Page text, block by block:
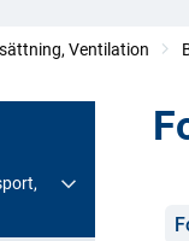
Ventilation